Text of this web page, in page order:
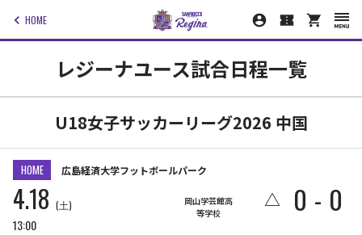
HOME
レジーナユース試合日程一覧
U18女子サッカーリーグ2026 中国
HOME 広島経済大学フットボールパーク
4.18 (土)
13:00
岡山学芸館高
等学校
△ 0 - 0